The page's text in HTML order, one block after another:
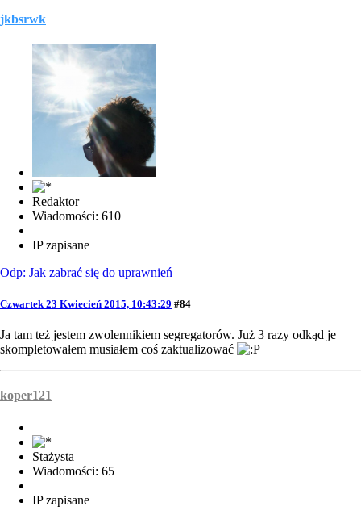
jkbsrwk
Redaktor
Wiadomości: 610
IP zapisane
Odp: Jak zabrać się do uprawnień
Czwartek 23 Kwiecień 2015, 10:43:29 #84
Ja tam też jestem zwolennikiem segregatorów. Już 3 razy odkąd je
skompletowałem musiałem coś zaktualizować
koper121
Stażysta
Wiadomości: 65
IP zapisane